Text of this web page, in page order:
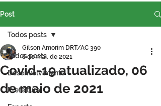
Post
Todos posts
Desenvolvimento
Prefeitura
Todos posts
Covid-19 atualizado, 06
de maio de 2021
Gilson Amorim DRT/AC 390
6 de mai. de 2021